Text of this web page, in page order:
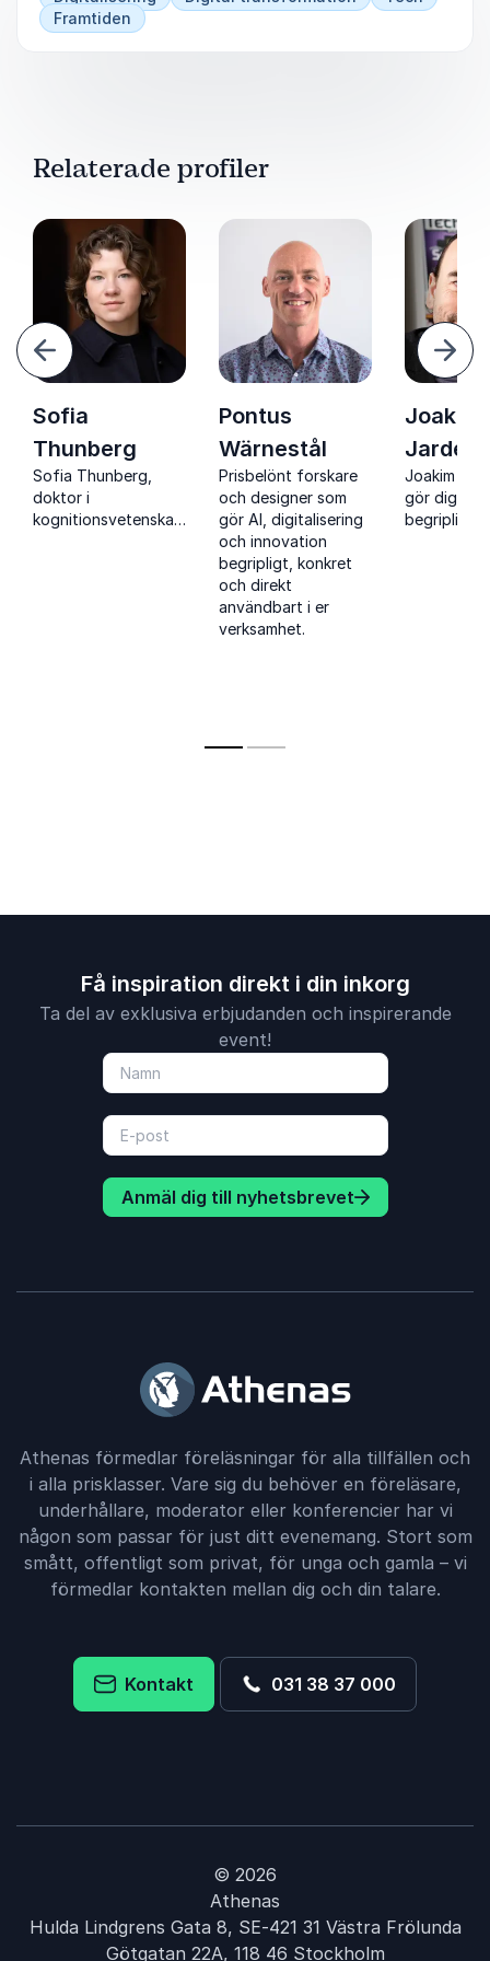
Framtiden
Relaterade profiler
Sofia
Thunberg
Sofia Thunberg,
doktor i
kognitionsvetenskap
Pontus
Wärnestål
Prisbelönt forskare
och designer som
gör AI, digitalisering
och innovation
begripligt, konkret
och direkt
användbart i er
verksamhet.
Joakim
Joakim
gör
begriplig
Få inspiration direkt i din inkorg
Ta del av exklusiva erbjudanden och inspirerande
event!
Anmäl dig till nyhetsbrevet
Athenas förmedlar föreläsningar för alla tillfällen och
i alla prisklasser. Vare sig du behöver en föreläsare,
underhållare, moderator eller konferencier har vi
någon som passar för just ditt evenemang. Stort som
smått, offentligt som privat, för unga och gamla – vi
förmedlar kontakten mellan dig och din talare.
Kontakt 031 38 37 000
© 2026
Athenas
Hulda Lindgrens Gata 8, SE-421 31 Västra Frölunda
Götgatan 22A, 118 46 Stockholm